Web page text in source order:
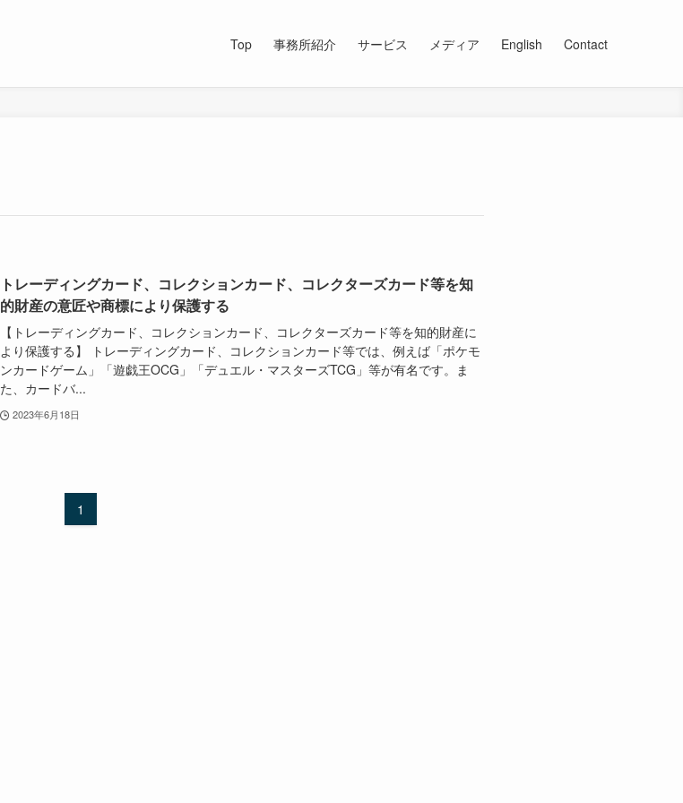
Top 事務所紹介 サービス メディア English Contact
トレーディングカード、コレクションカード、コレクターズカード等を知
的財産の意匠や商標により保護する
【トレーディングカード、コレクションカード、コレクターズカード等を知的財産に
より保護する】 トレーディングカード、コレクションカード等では、例えば「ポケモ
ンカードゲーム」「遊戯王OCG」「デュエル・マスターズTCG」等が有名です。ま
た、カードバ...
2023年6月18日
1